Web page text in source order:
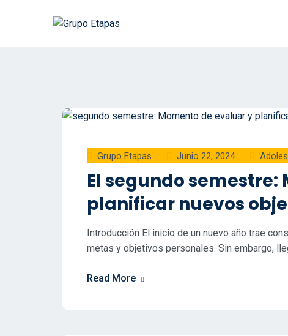
Grupo Etapas Junio 22, 2024
El segundo
planificar nuevos
Introducción El inicio de un nuevo año trae
metas y objetivos personales. Sin embargo,
Read More